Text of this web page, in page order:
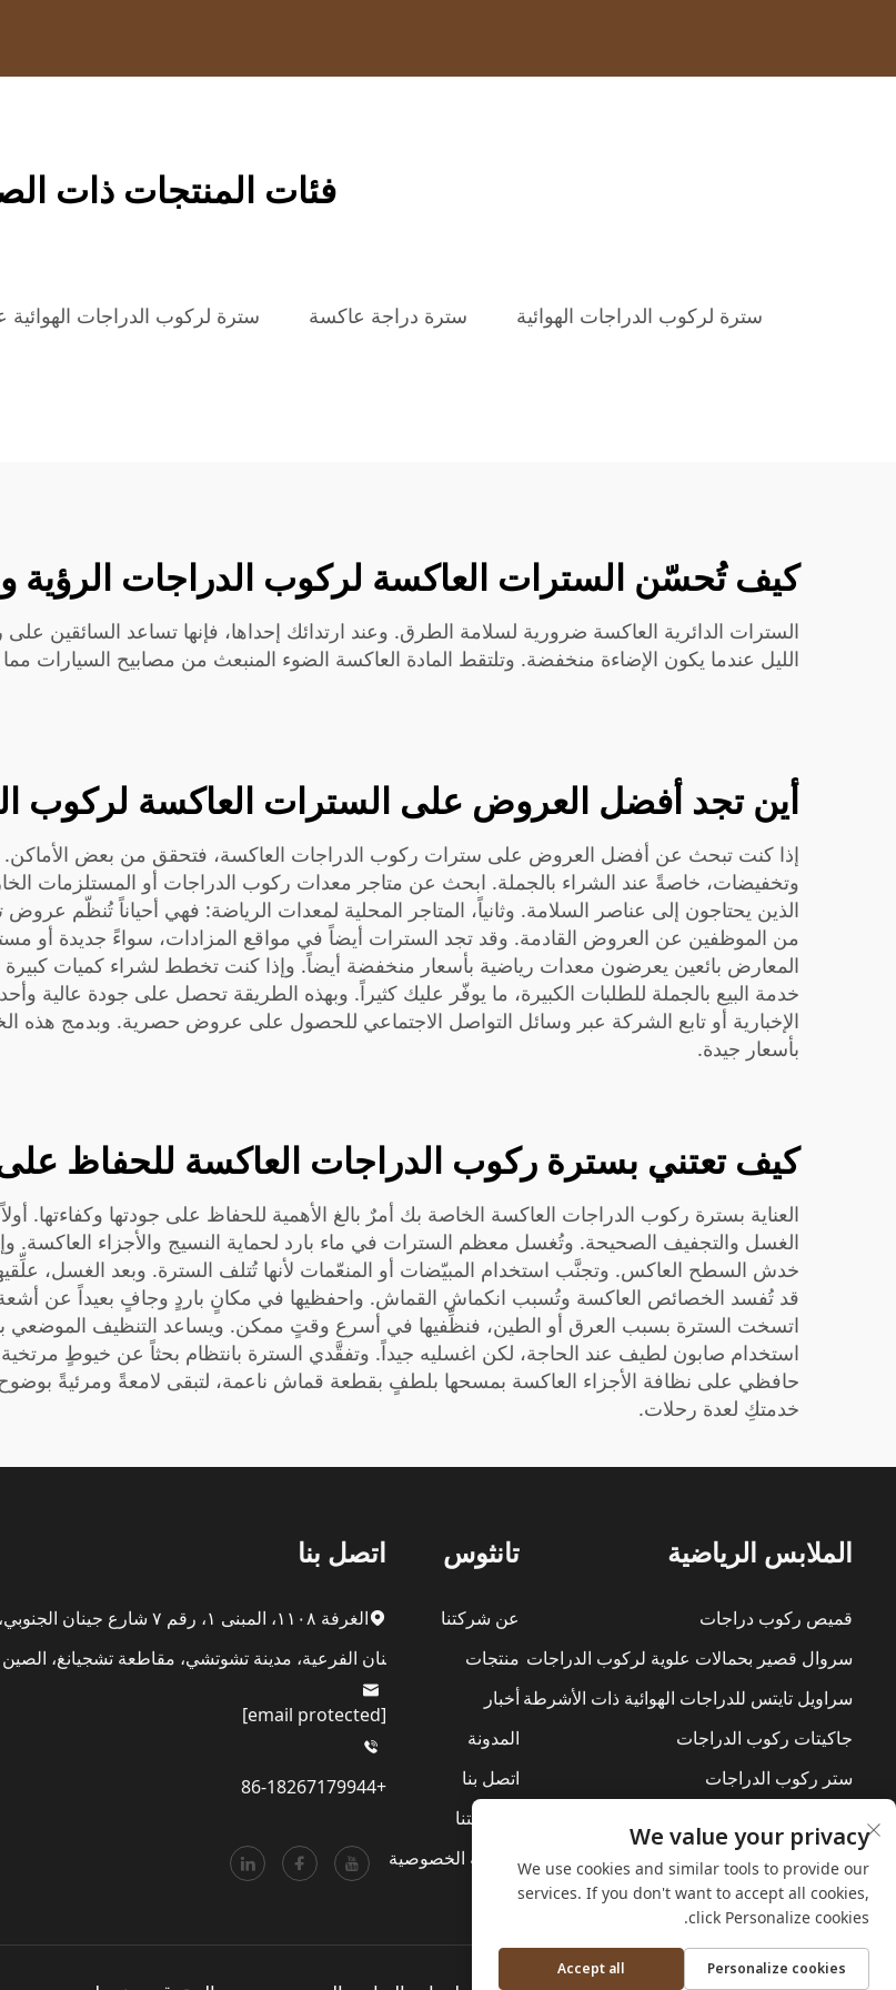
فئات المنتجات ذات
سترة لركوب الدراجات الهوائية سترة دراجة عاكسة سترة لركوب الدراجات الهوائية
كيف تُحسّن السترات العاكسة لركوب الدراجات الرؤية
السترات الدائرية العاكسة ضرورية لسلامة الطرق. وعند ارتدائك إحداها، فإنها تساعد
الليل عندما يكون الإضاءة منخفضة. وتلتقط المادة العاكسة الضوء المنبعث من مصابيح السيارات
أين تجد أفضل العروض على السترات العاكسة لركوب
إذا كنت تبحث عن أفضل العروض على سترات ركوب الدراجات العاكسة، فتحقق من بعض الأماكن.
وتخفيضات، خاصةً عند الشراء بالجملة. ابحث عن متاجر معدات ركوب الدراجات أو المستلزمات
الذين يحتاجون إلى عناصر السلامة. وثانياً، المتاجر المحلية لمعدات الرياضة: فهي أحياناً تُنظّم
من الموظفين عن العروض القادمة. وقد تجد السترات أيضاً في مواقع المزادات، سواءً جديدة أو
المعارض بائعين يعرضون معدات رياضية بأسعار منخفضة أيضاً. وإذا كنت تخطط لشراء كميات كبيرة
خدمة البيع بالجملة للطلبات الكبيرة، ما يوفّر عليك كثيراً. وبهذه الطريقة تحصل على جودة عالية
الإخبارية أو تابع الشركة عبر وسائل التواصل الاجتماعي للحصول على عروض حصرية. وبدمج هذه
بأسعار جيدة.
كيف تعتني بسترة ركوب الدراجات العاكسة للحفاظ
العناية بسترة ركوب الدراجات العاكسة الخاصة بك أمرٌ بالغ الأهمية للحفاظ على جودتها وكفاءتها.
الغسل والتجفيف الصحيحة. وتُغسل معظم السترات في ماء بارد لحماية النسيج والأجزاء العاكسة.
خدش السطح العاكس. وتجنَّب استخدام المبيّضات أو المنعّمات لأنها تُتلف السترة. وبعد الغسل، علِّقيها
قد تُفسد الخصائص العاكسة وتُسبب انكماش القماش. واحفظيها في مكانٍ باردٍ وجافٍ بعيداً عن أشعة
اتسخت السترة بسبب العرق أو الطين، فنظِّفيها في أسرع وقتٍ ممكن. ويساعد التنظيف
استخدام صابون لطيف عند الحاجة، لكن اغسليه جيداً. وتفقَّدي السترة بانتظام بحثاً عن خيوطٍ
حافظي على نظافة الأجزاء العاكسة بمسحها بلطفٍ بقطعة قماش ناعمة، لتبقى لامعةً ومرئيةً
خدمتكِ لعدة رحلات.
الملابس الرياضية
قميص ركوب دراجات
سروال قصير بحمالات علوية لركوب الدراجات
سراويل تايتس للدراجات الهوائية ذات الأشرطة
جاكيتات ركوب الدراجات
ستر ركوب الدراجات
الطبقة الأساسية
تانثوس
عن شركتنا
منتجات
أخبار
المدونة
اتصل بنا
استدامتنا
سياسة الخصوصية
اتصل بنا
الغرفة ١١٠٨، المبنى ١، رقم ٧ شارع جينان
نان الفرعية، مدينة تشوتشي، مقاطعة تشجيانغ، الصين
[email protected]
+86-18267179944
We value your privacy
We use cookies and similar tools to provide our
services. If you don't want to accept all cookies,
click Personalize cookies.
Personalize cookies
Accept all